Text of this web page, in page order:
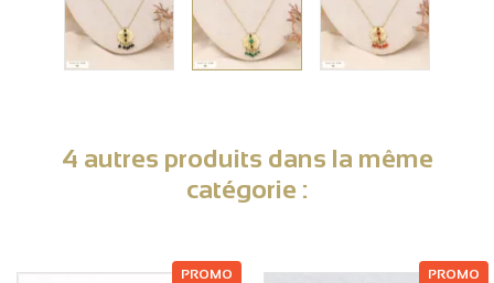
4 autres produits dans la même
catégorie :
PROMO PROMO